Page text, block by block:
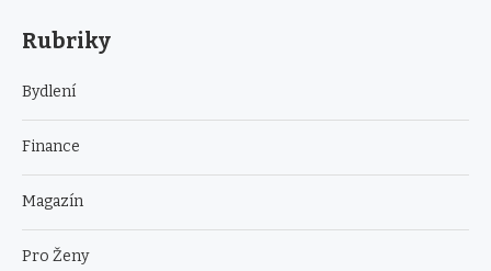
Rubriky
Bydlení
Finance
Magazín
Pro Ženy